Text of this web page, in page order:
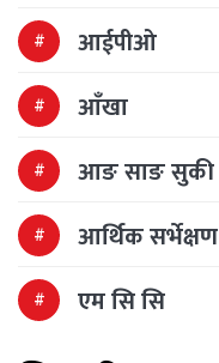
आईपीओ
आँखा
आङ साङ सुकी
आर्थिक सर्भेक्षण
एम सि सि